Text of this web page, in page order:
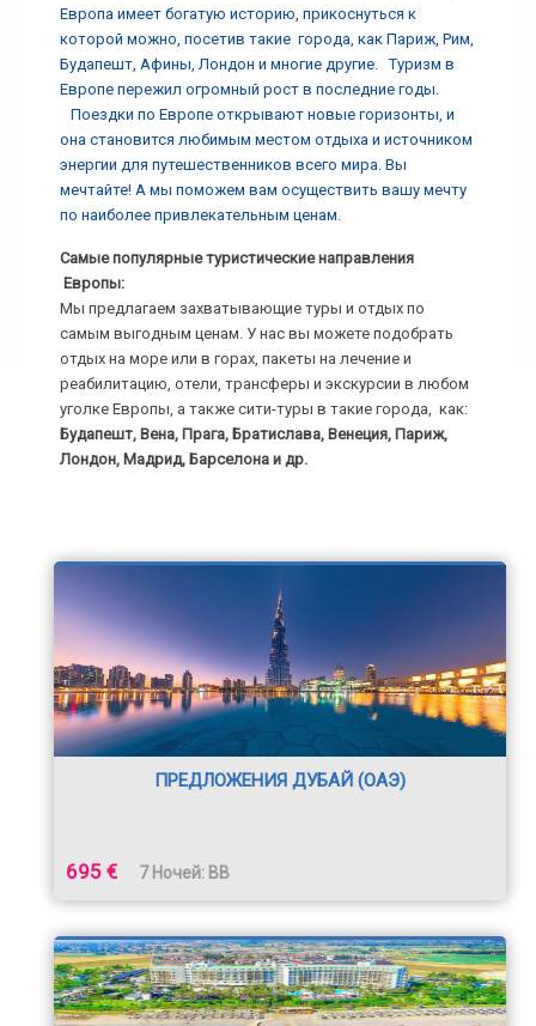
Европа имеет богатую историю, прикоснуться к
которой можно, посетив такие города, как Париж, Рим,
Будапешт, Афины, Лондон и многие другие. Туризм в
Европе пережил огромный рост в последние годы.
Поездки по Европе открывают новые горизонты, и
она становится любимым местом отдыха и источником
энергии для путешественников всего мира. Вы
мечтайте! А мы поможем вам осуществить вашу мечту
по наиболее привлекательным ценам.
Самые популярные туристические направления
Европы:
Мы предлагаем захватывающие туры и отдых по
самым выгодным ценам. У нас вы можете подобрать
отдых на море или в горах, пакеты на лечение и
реабилитацию, отели, трансферы и экскурсии в любом
уголке Европы, а также сити-туры в такие города, как:
Будапешт, Вена, Прага, Братислава, Венеция, Париж,
Лондон, Мадрид, Барселона и др.
ПРЕДЛОЖЕНИЯ ДУБАЙ (ОАЭ)
695 € 7 Ночей: BB